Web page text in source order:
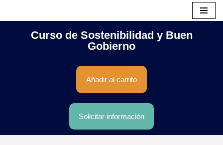
Curso de Sostenibilidad y Buen
Gobierno
Añadir al carrito
Solicitar información